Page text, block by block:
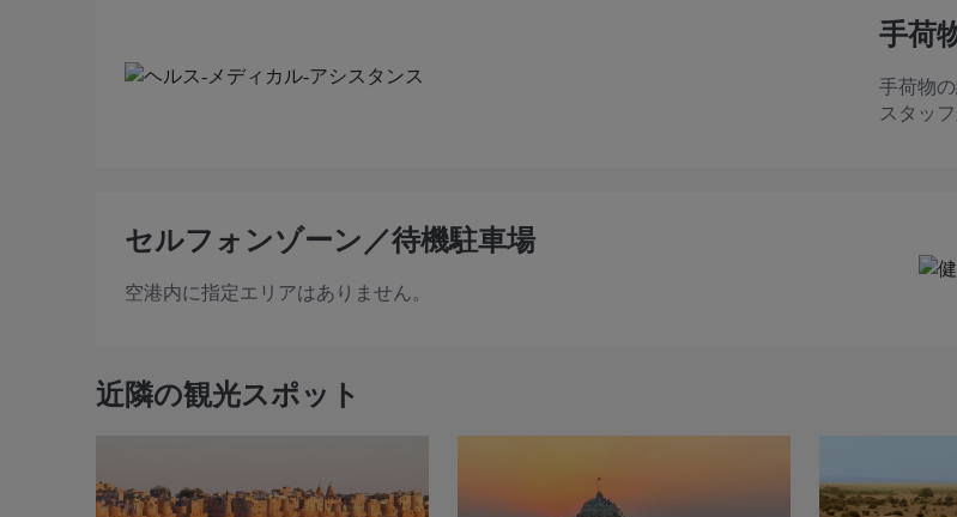
手荷
手荷物
スタッ
セルフォンゾーン／待機駐車場
空港内に指定エリアはありません。
近隣の観光スポット